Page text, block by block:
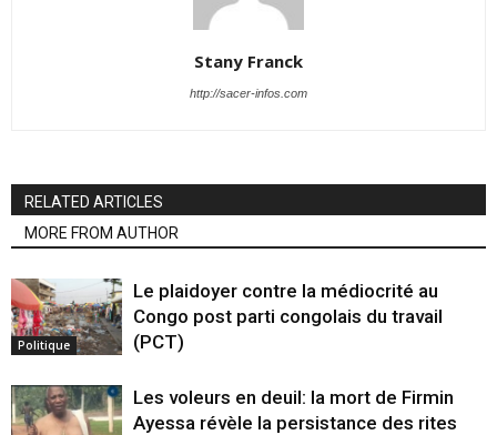
Stany Franck
http://sacer-infos.com
RELATED ARTICLES
MORE FROM AUTHOR
Politique
Le plaidoyer contre la médiocrité au
Congo post parti congolais du travail
(PCT)
Les voleurs en deuil: la mort de Firmin
Ayessa révèle la persistance des rites